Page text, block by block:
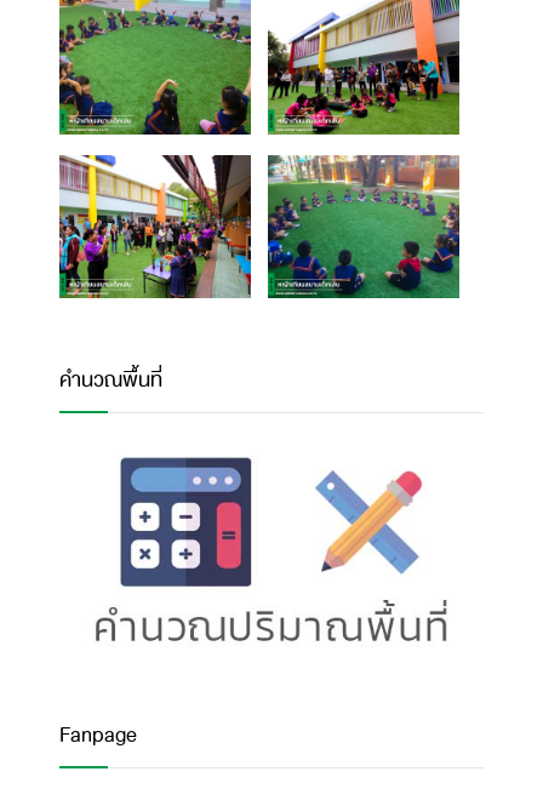
คำนวณพื้นที่
Fanpage